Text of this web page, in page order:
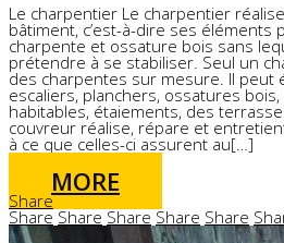
Le charpentier Le charpentier
bâtiment, c’est-à-dire ses éléments
charpente et ossature bois sans
prétendre à se stabiliser. Seul un
des charpentes sur mesure. Il peut
escaliers, planchers, ossatures
habitables, étaiements, des
couvreur réalise, répare et
à ce que celles-ci assurent au[…]
MORE
Share
Share Share Share Share Share